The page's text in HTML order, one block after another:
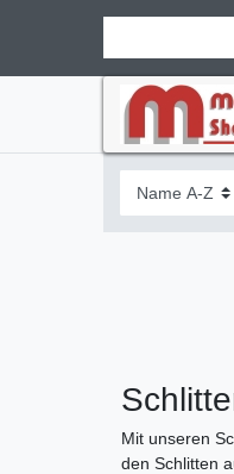
Mit unseren
den Schlitten